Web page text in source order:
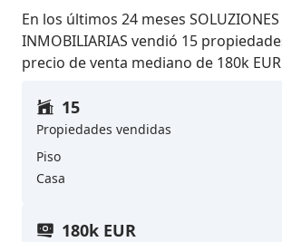
En los últimos 24 meses SOLUZIONES
INMOBILIARIAS vendió 15
precio de venta mediano de 180k EUR
15
Propiedades vendidas
Piso
Casa
180k EUR